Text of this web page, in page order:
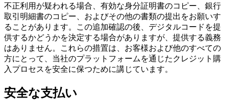
不正利用が疑われる場合、有効な身分証明書のコピー、銀行
取引明細書のコピー、およびその他の書類の提出をお願いす
ることがあります。この追加確認の後、デジタルコードを提
供するかどうかを決定する場合がありますが、提供する義務
はありません。これらの措置は、お客様および他のすべての
方にとって、当社のプラットフォームを通じたクレジット購
入プロセスを安全に保つために講じています。
安全な支払い